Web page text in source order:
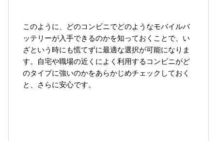
このように、どのコンビニでどのようなモバイルバ
ッテリーが入手できるのかを知っておくことで、い
ざという時にも慌てずに最適な選択が可能になりま
す。自宅や職場の近くによく利用するコンビニがど
のタイプに強いのかをあらかじめチェックしておく
と、さらに安心です。